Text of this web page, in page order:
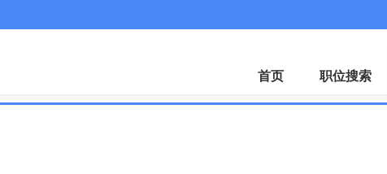
微信
首页 职位搜索